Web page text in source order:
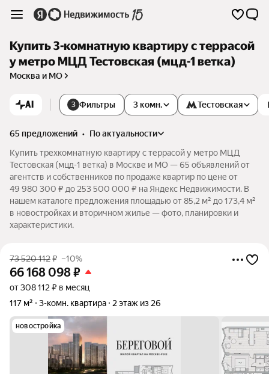
Купить 3-комнатную квартиру с террасой
у метро МЦД Тестовская (мцд-1 ветка)
Москва и МО
AI 3 Фильтры 3 комн. Тестовская
65 предложений •
по актуальности
Купить трехкомнатную квартиру с террасой у метро МЦД
Тестовская (мцд-1 ветка) в Москве и МО — 65 объявлений от
агентств и собственников по продаже квартир по цене от
49 980 300 ₽ до 253 500 000 ₽ на Яндекс Недвижимости. В
нашем каталоге предложения площадью от 85,2 м² до 173,4 м²
в новостройках и вторичном жилье — фото, планировки и
характеристики.
73 520 112₽ –10%
66 168 098₽
от 308 112 ₽ в месяц
117 м²
3-комн. квартира 2 этаж из 26
новостройка